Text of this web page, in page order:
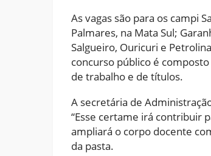
As vagas são para os campi
Palmares, na Mata Sul;
Salgueiro, Ouricuri e
concurso público é
de trabalho e de títulos.
A secretária de
“Esse certame irá contribuir
ampliará o corpo docente
da pasta.